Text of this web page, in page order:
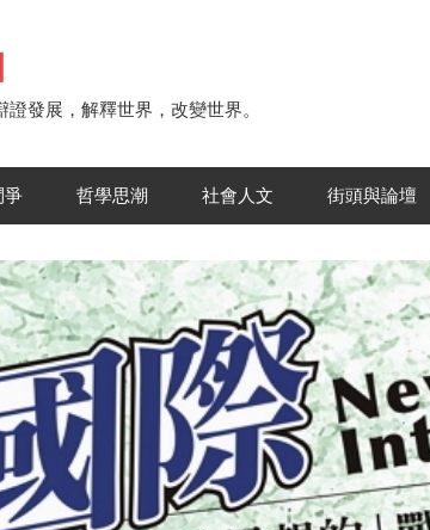
發展，解釋世界，改變世界。
爭 哲學思潮 社會人文 街頭與論壇